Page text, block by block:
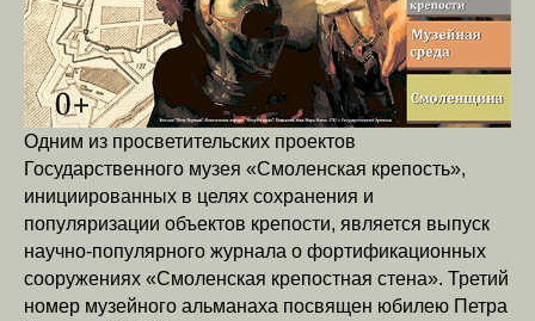
Одним из просветительских проектов
Государственного музея «Смоленская крепость»,
инициированных в целях сохранения и
популяризации объектов крепости, является выпуск
научно-популярного журнала о фортификационных
сооружениях «Смоленская крепостная стена». Третий
номер музейного альманаха посвящен юбилею Петра